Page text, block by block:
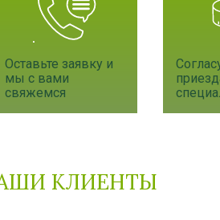
Оставьте заявку и
мы с вами
свяжемся
КЛИЕНТЫ